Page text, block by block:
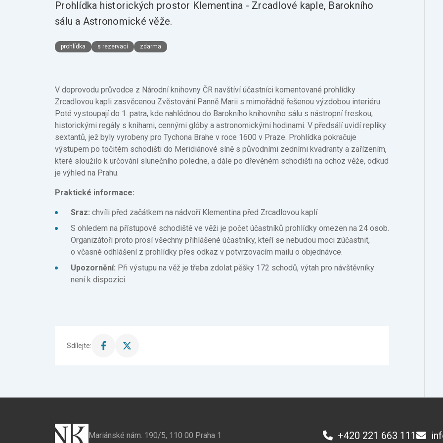
Prohlídka historických prostor Klementina - Zrcadlové kaple, Barokního
sálu a Astronomické věže.
prohlídka s rezervací zdarma
V doprovodu průvodce z Národní knihovny ČR navštíví účastníci komentované prohlídky
Zrcadlovou kapli zasvěcenou Zvěstování Panně Marii s mimořádně řešenou výzdobou interiéru.
Poté vystoupají do 1. patra, kde nahlédnou do Barokního knihovního sálu s nástropní freskou,
historickými regály s knihami, cennými glóby a astronomickými hodinami. V předsálí uvidí repliky
sextantů, jež byly vyrobeny pro Tychona Brahe v roce 1600 v Praze. Prohlídka pokračuje
výstupem po točitém schodišti do Meridiánové síně s původními zedními kvadranty a zařízením,
které sloužilo k určování slunečního poledne, a dále po dřevěném schodišti na ochoz věže, odkud
je výhled na Prahu.
Praktické informace:
Sraz: chvíli před začátkem na nádvoří Klementina před Zrcadlovou kaplí
S ohledem na přístupové schodiště ve věži je počet účastníků prohlídky omezen na 24 osob.
Organizátoři proto prosí všechny přihlášené účastníky, kteří se nebudou moci zúčastnit,
o včasné odhlášení z prohlídky přes odkaz v potvrzovacím mailu o objednávce.
Upozornění: Při výstupu na věž je třeba zdolat pěšky 172 schodů, výtah pro návštěvníky
není k dispozici.
Sdílejte:
Sdílet
Sdílet
Mariánské nám. 190/5, 110 00 Praha 1 +420 221 663 111